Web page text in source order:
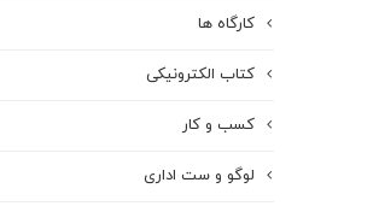
کارگاه ها
کتاب الکترونیکی
کسب و کار
لوگو و ست اداری